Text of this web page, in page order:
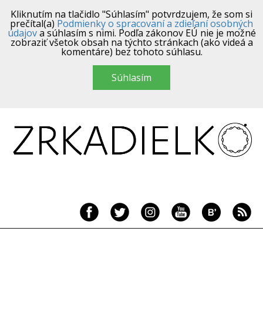
Kliknutím na tlačidlo "Súhlasím" potvrdzujem, že som si
prečítal(a) Podmienky o spracovaní a zdieľaní osobných
údajova súhlasím s nimi. Podľa zákonov EÚ nie je možné
zobraziť všetok obsah na týchto stránkach (ako videá a
komentáre) bez tohoto súhlasu.
Súhlasím